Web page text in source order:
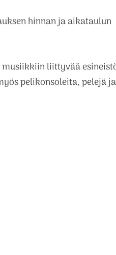
hinnan ja aikataulun
liittyvää
pelikonsoleita, pelejä